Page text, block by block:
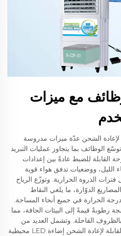
مع ميزات
لإعادة الشحن عدّة ميزات مدروسة
الوظائف بما يتجاوز عمليات التبريد
القابلة للضبط عادةً بين إعدادات
الليل، ووضعيات تدفق هواء قوية
الذروة الحرارية. وتوزّع الرياح
الدوّارة، ما يلغي النقاط
الحرارة في جميع أنحاء المساحة.
رطوبةً قيمةً إلى البيئات الجافة، مما
القاحلة. وتشمل العديد من
وحدات مبردات الهواء التبخيرية القابلة لإعادة الشحن إضاءة LED محيطية